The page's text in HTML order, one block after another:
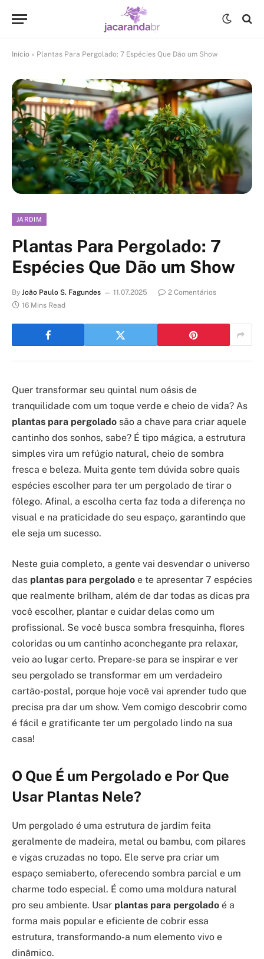
Início » Plantas Para Pergolado: 7 Espécies Que Dão um Show
JARDIM
Plantas Para Pergolado: 7
Espécies Que Dão um Show
By João Paulo S. Fagundes 11.07.2025
2 Comentários
16 Mins Read
Quer transformar seu quintal num oásis de
tranquilidade com um toque verde e cheio de vida? As
plantas para pergolado são a chave para criar aquele
cantinho dos sonhos, sabe? É tipo mágica, a estrutura
simples vira um refúgio natural, cheio de sombra
fresca e beleza. Muita gente tem dúvida sobre quais
espécies escolher para ter um pergolado de tirar o
fôlego. Afinal, a escolha certa faz toda a diferença no
visual e na praticidade do seu espaço, garantindo que
ele seja um sucesso.
Neste guia completo, a gente vai desvendar o universo
das plantas para pergolado e te apresentar 7 espécies
que realmente brilham, além de dar todas as dicas pra
você escolher, plantar e cuidar delas como um
profissional. Se você busca sombra fresquinha, flores
coloridas ou um cantinho aconchegante pra relaxar,
veio ao lugar certo. Prepare-se para se inspirar e ver
seu pergolado se transformar em um verdadeiro
cartão-postal, porque hoje você vai aprender tudo que
precisa pra dar um show. Vem comigo descobrir como
é fácil e gratificante ter um pergolado lindo na sua
casa!
O Que É um Pergolado e Por Que
Usar Plantas Nele?
Um pergolado é uma estrutura de jardim feita
geralmente de madeira, metal ou bambu, com pilares
e vigas cruzadas no topo. Ele serve pra criar um
espaço semiaberto, oferecendo sombra parcial e um
charme todo especial. É como uma moldura natural
pro seu ambiente. Usar plantas para pergolado é a
forma mais popular e eficiente de cobrir essa
estrutura, transformando-a num elemento vivo e
dinâmico.